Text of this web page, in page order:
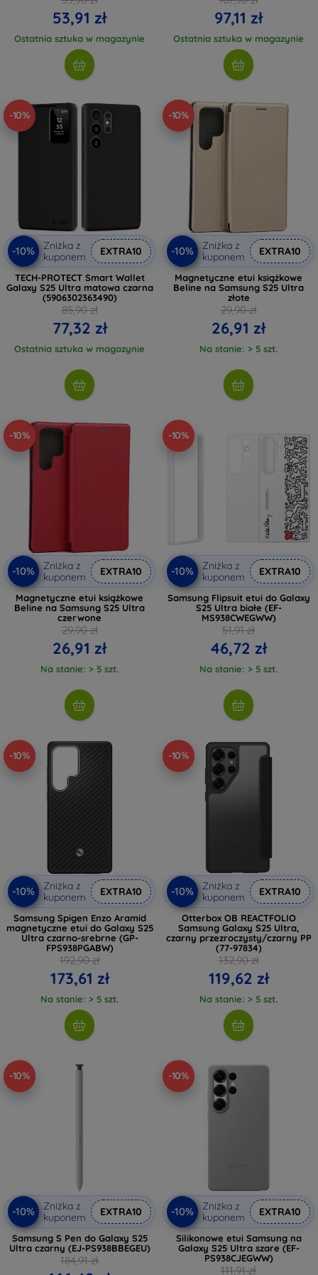
53,91 zł
Ostatnia sztuka w magazynie
97,11 zł
Ostatnia sztuka w magazynie
-10%
-10%
Zniżka z
kuponem
EXTRA10
TECH-PROTECT Smart Wallet
Galaxy S25 Ultra matowa czarna
(5906302363490)
85,90 zł
77,32 zł
Ostatnia sztuka w magazynie
-10%
-10%
Zniżka z
kuponem
EXTRA10
Magnetyczne etui książkowe
Beline na Samsung S25 Ultra
złote
29,90 zł
26,91 zł
Na stanie: > 5 szt.
-10%
-10%
Zniżka z
kuponem
EXTRA10
Magnetyczne etui książkowe
Beline na Samsung S25 Ultra
czerwone
29,90 zł
26,91 zł
Na stanie: > 5 szt.
-10%
-10%
Zniżka z
kuponem
EXTRA10
Samsung Flipsuit etui do Galaxy
S25 Ultra białe (EF-
MS938CWEGWW)
51,91 zł
46,72 zł
Na stanie: > 5 szt.
-10%
-10%
Zniżka z
kuponem
EXTRA10
Samsung Spigen Enzo Aramid
magnetyczne etui do Galaxy S25
Ultra czarno-srebrne (GP-
FPS938PGABW)
192,90 zł
173,61 zł
Na stanie: > 5 szt.
-10%
-10%
Zniżka z
kuponem
EXTRA10
Otterbox OB REACTFOLIO
Samsung Galaxy S25 Ultra,
czarny przezroczysty/czarny PP
(77-97834)
132,90 zł
119,62 zł
Na stanie: > 5 szt.
-10%
-10%
Zniżka z
kuponem
EXTRA10
Samsung S Pen do Galaxy S25
Ultra czarny (EJ-PS938BBEGEU)
184,91 zł
-10%
-10%
Zniżka z
kuponem
EXTRA10
Silikonowe etui Samsung na
Galaxy S25 Ultra szare (EF-
PS938CJEGWW)
111,91 zł